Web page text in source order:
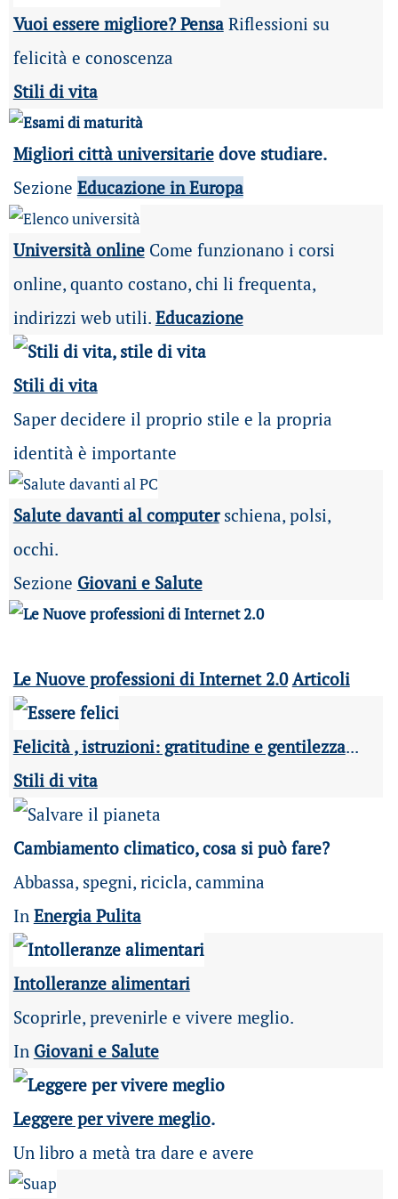
Vuoi essere migliore? PensaRiflessioni su
felicità e conoscenza
Stili di vita
Migliori città universitariedove studiare.
Sezione Educazione in Europa
Università online Come funzionano i corsi
online, quanto costano, chi li frequenta,
indirizzi web utili. Educazione
Stili di vita
Saper decidere il proprio stile e la propria
identità è importante
Salute davanti al computerschiena, polsi,
occhi.
Sezione Giovani e Salute
Le Nuove professioni di Internet 2.0 Articoli
Felicità , istruzioni: gratitudine e gentilezza...
Stili di vita
Cambiamento climatico, cosa si può fare?
Abbassa, spegni, ricicla, cammina
In Energia Pulita
Intolleranze alimentari
Scoprirle, prevenirle e vivere meglio.
In Giovani e Salute
Leggere per vivere meglio.
Un libro a metà tra dare e avere